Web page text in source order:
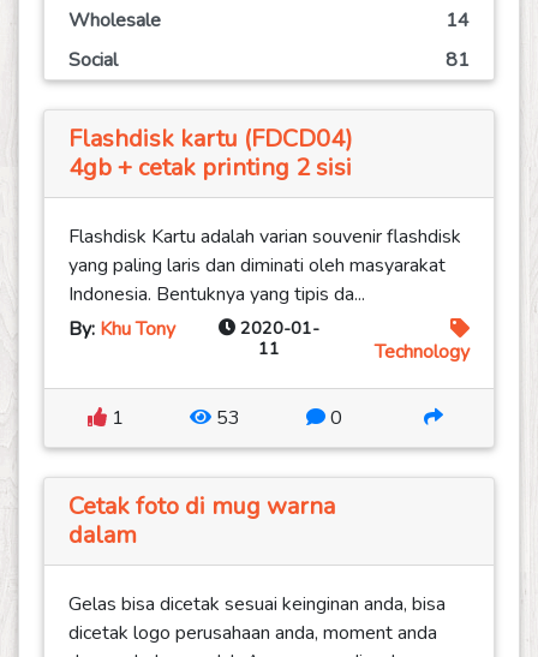
Wholesale
14
Social
81
Flashdisk kartu (FDCD04)
4gb + cetak printing 2 sisi
Flashdisk Kartu adalah varian souvenir flashdisk
yang paling laris dan diminati oleh masyarakat
Indonesia. Bentuknya yang tipis da...
By: Khu Tony
2020-01-
11
Technology
1 53 0
Cetak foto di mug warna
dalam
Gelas bisa dicetak sesuai keinginan anda, bisa
dicetak logo perusahaan anda, moment anda